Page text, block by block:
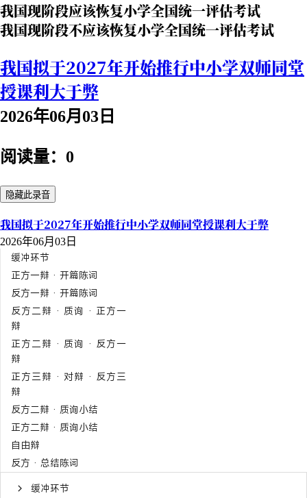
我国现阶段应该恢复小学全国统一评估考试
我国现阶段不应该恢复小学全国统一评估考试
我国拟于2027年开始推行中小学双师同堂
授课利大于弊
2026年06月03日
阅读量：0
隐藏此录音
我国拟于2027年开始推行中小学双师同堂授课利大于弊
2026年06月03日
缓冲环节
正方一辩 · 开篇陈词
反方一辩 · 开篇陈词
反方二辩 · 质询 · 正方一
辩
正方二辩 · 质询 · 反方一
辩
正方三辩 · 对辩 · 反方三
辩
反方二辩 · 质询小结
正方二辩 · 质询小结
自由辩
反方 · 总结陈词
缓冲环节